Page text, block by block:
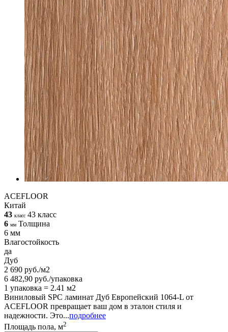
ACEFLOOR
Китай
43 класс 43 класс
6 мм Толщина
6 мм
Влагостойкость
да
Дуб
2 690 руб./м2
6 482,90 руб./упаковка
1 упаковка = 2.41 м2
Виниловый SPC ламинат Дуб Европейский 1064-L от
ACEFLOOR превращает ваш дом в эталон стиля и
надежности. Это...подробнее
Площадь пола, м2